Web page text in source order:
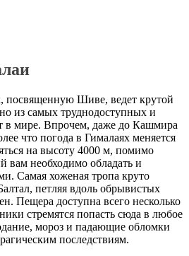
посвященную Шиве, ведет крутой
из самых труднодоступных и
в мире. Впрочем, даже до Кашмира
что погода в Гималаях меняется
на высоту 4000 м, помимо
вам необходимо обладать и
Самая хоженая тропа круто
петляя вдоль обрывистых
Пещера доступна всего несколько
стремятся попасть сюда в любое
мороз и падающие обломки
последствиям.